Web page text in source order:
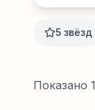
5 звёзд
Показано 1